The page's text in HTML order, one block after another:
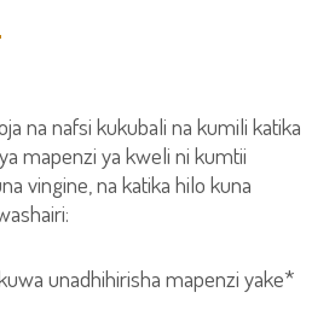
na nafsi kukubali na kumili katika
mapenzi ya kweli ni kumtii
vingine, na katika hilo kuna
unadhihirisha mapenzi yake*